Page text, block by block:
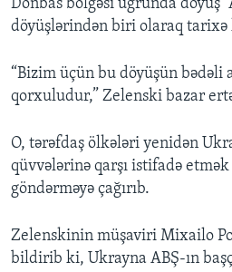
Donbas bölgəsi uğrunda döyüş
döyüşlərindən biri olaraq tarixə
“Bizim üçün bu döyüşün bədəli
qorxuludur,” Zelenski bazar
O, tərəfdaş ölkələri yenidən
qüvvələrinə qarşı istifadə
göndərməyə çağırıb.
Zelenskinin müşaviri Mixailo
bildirib ki, Ukrayna ABŞ-ın